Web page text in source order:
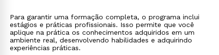
Para garantir uma formação completa, o programa inclui
estágios e práticas profissionais. Isso permite que você
aplique na prática os conhecimentos adquiridos em um
ambiente real, desenvolvendo habilidades e adquirindo
experiências práticas.